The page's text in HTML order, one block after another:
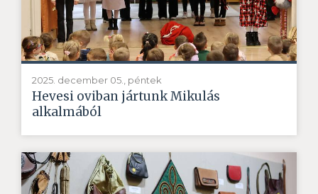
2025. december 05., péntek
Hevesi oviban jártunk Mikulás
alkalmából